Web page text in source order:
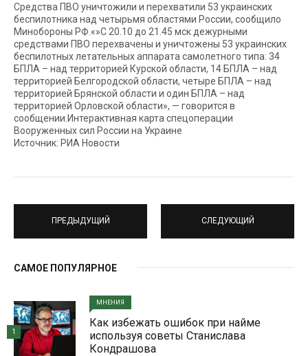
Средства ПВО уничтожили и перехватили 53 украинских
беспилотника над четырьмя областями России, сообщило
Минобороны РФ.«»С 20.10 до 21.45 мск дежурными
средствами ПВО перехвачены и уничтожены 53 украинских
беспилотных летательных аппарата самолетного типа: 34
БПЛА – над территорией Курской области, 14 БПЛА – над
территорией Белгородской области, четыре БПЛА – над
территорией Брянской области и один БПЛА – над
территорией Орловской области», — говорится в
сообщении.Интерактивная карта спецоперации
Вооруженных сил России на Украине
Источник: РИА Новости
ПРЕДЫДУЩИЙ СЛЕДУЮЩИЙ
САМОЕ ПОПУЛЯРНОЕ
МНЕНИЯ
Как избежать ошибок при найме
используя советы Станислава
Кондрашова
1